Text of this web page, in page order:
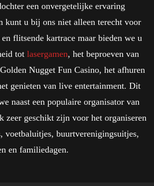
een onvergetelijke ervaring
kunt u bij ons niet alleen terecht voor
flitsende kartrace maar bieden we u
tot lasergamen, het beproeven van
Nugget Fun Casino, het afhuren
genieten van live entertainment. Dit
naast een populaire organisator van
zeer geschikt zijn voor het organiseren
voetbaluitjes, buurtverenigingsuitjes,
en familiedagen.